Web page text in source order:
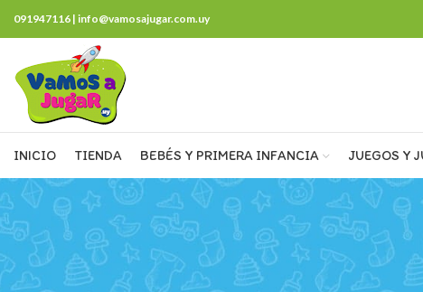
091947116 | info@vamosajugar.com.uy
INICIO TIENDA BEBÉS Y PRIMERA INFANCIA JUEGOS Y